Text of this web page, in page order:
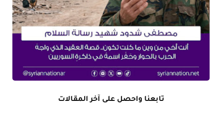
تابعنا واحصل على آخر المقالات